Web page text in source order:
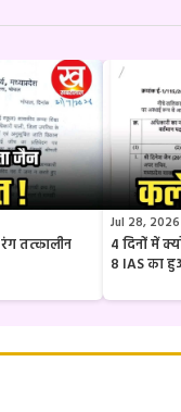
तत्कालीन
Jul 28, 2026
4 दिनों में
8 IAS का